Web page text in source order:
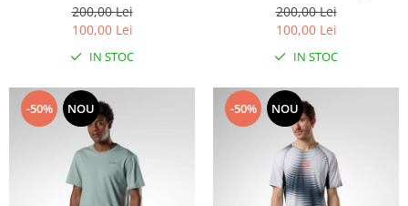
200,00 Lei
100,00 Lei
IN STOC
200,00 Lei
100,00 Lei
IN STOC
-50% NOU -50% NOU